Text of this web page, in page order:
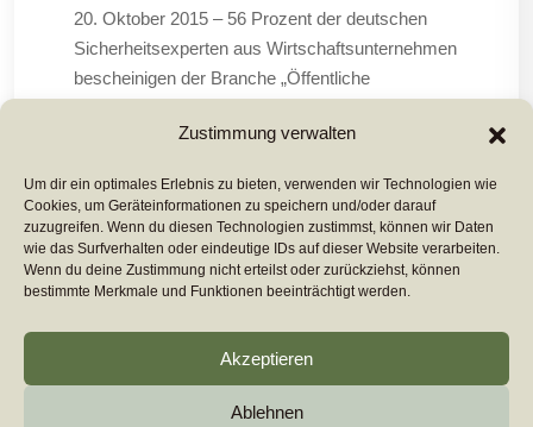
Zustimmung verwalten
Um dir ein optimales Erlebnis zu bieten, verwenden wir Technologien wie
Cookies, um Geräteinformationen zu speichern und/oder darauf
zuzugreifen. Wenn du diesen Technologien zustimmst, können wir Daten
wie das Surfverhalten oder eindeutige IDs auf dieser Website verarbeiten.
Wenn du deine Zustimmung nicht erteilst oder zurückziehst, können
bestimmte Merkmale und Funktionen beeinträchtigt werden.
Akzeptieren
Ablehnen
20. Oktober 2015 – 56 Prozent der deutschen
Sicherheitsexperten aus Wirtschaftsunternehmen
bescheinigen der Branche „Öffentliche
dem Thema Abhörsicherheit.
Mehr Lesen ...
euromarcomAll Rights Reserved by